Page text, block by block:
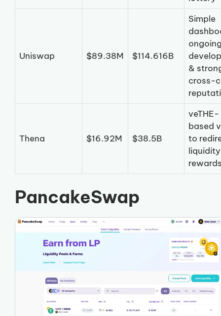
Uniswap $89.38M $114.616B
Simple
&
cross-
Thena $16.92M $38.5B
veTHE-
based
to
liquidity
PancakeSwap